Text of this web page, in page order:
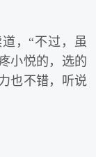
，“不过，虽
小悦的，选的
也不错，听说